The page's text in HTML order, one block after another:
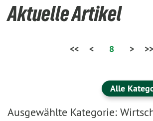
Aktuelle Artikel
<< < 8 > >>
Alle
Ausgewählte Kategorie: